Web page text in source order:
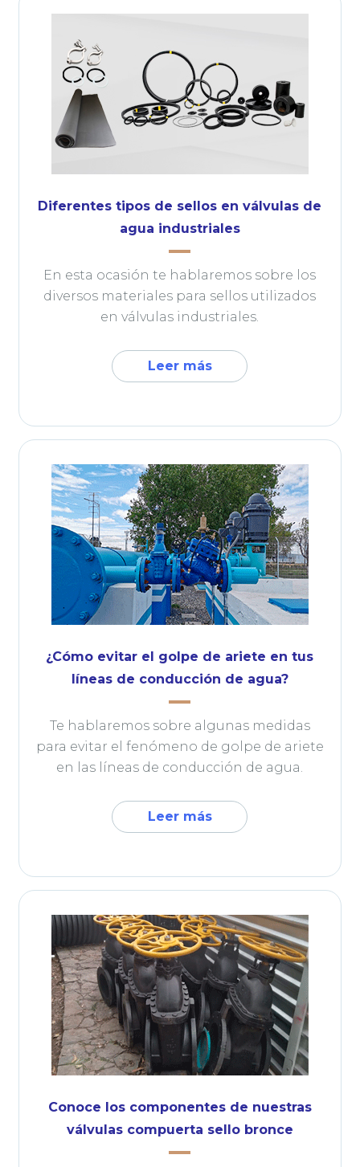
Diferentes tipos de sellos en válvulas de
agua industriales
En esta ocasión te hablaremos sobre los
diversos materiales para sellos utilizados
en válvulas industriales.
Leer más
¿Cómo evitar el golpe de ariete en tus
líneas de conducción de agua?
Te hablaremos sobre algunas medidas
para evitar el fenómeno de golpe de ariete
en las líneas de conducción de agua.
Leer más
Conoce los componentes de nuestras
válvulas compuerta sello bronce